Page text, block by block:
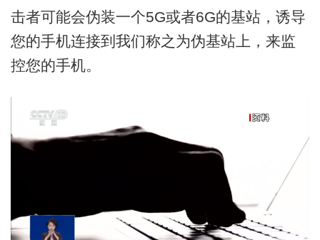
击者可能会伪装一个5G或者6G的基站，诱导
您的手机连接到我们称之为伪基站上，来监
控您的手机。